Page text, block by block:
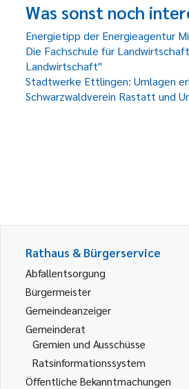
Was sonst noch
Energietipp der Energieagentur
Die Fachschule für
Landwirtschaft"
Stadtwerke Ettlingen: Umlagen
Schwarzwaldverein Rastatt und
Rathaus & Bürgerservice
Abfallentsorgung
Bürgermeister
Gemeindeanzeiger
Gemeinderat
Gremien und Ausschüsse
Ratsinformationssystem
Öffentliche Bekanntmachungen